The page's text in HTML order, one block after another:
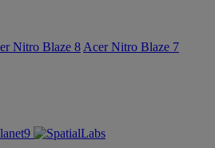
Nitro Blaze 8 Acer Nitro Blaze 7